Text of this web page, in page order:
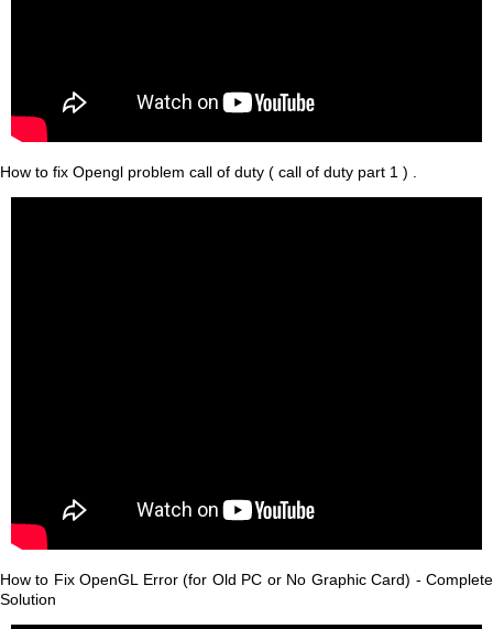
How to fix Opengl problem call of duty ( call of duty part 1 ) .
How to Fix OpenGL Error (for Old PC or No Graphic Card) - Complete
Solution